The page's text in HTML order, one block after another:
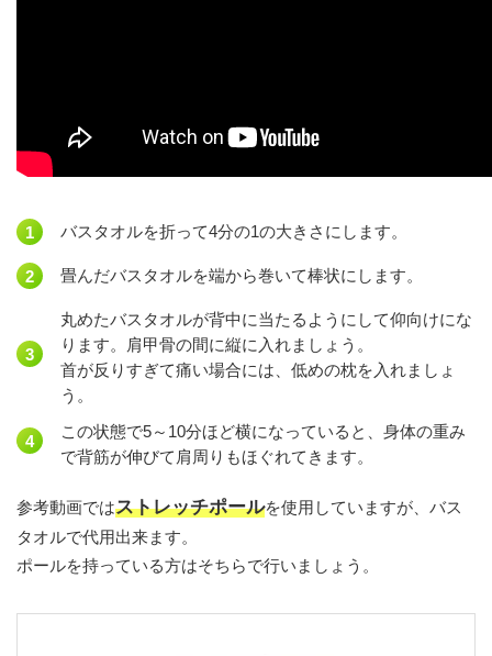
バスタオルを折って4分の1の大きさにします。
畳んだバスタオルを端から巻いて棒状にします。
丸めたバスタオルが背中に当たるようにして仰向けにな
ります。肩甲骨の間に縦に入れましょう。
首が反りすぎて痛い場合には、低めの枕を入れましょ
う。
この状態で5～10分ほど横になっていると、身体の重み
で背筋が伸びて肩周りもほぐれてきます。
参考動画ではストレッチポールを使用していますが、バス
タオルで代用出来ます。
ポールを持っている方はそちらで行いましょう。